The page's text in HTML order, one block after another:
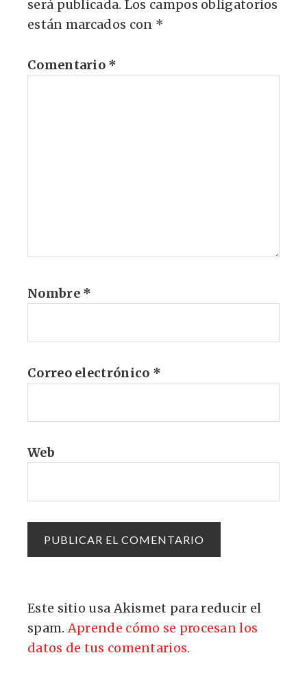
será publicada. Los campos obligatorios
están marcados con *
Comentario *
Nombre *
Correo electrónico *
Web
Este sitio usa Akismet para reducir el
spam.Aprende cómo se procesan los
datos de tus comentarios.